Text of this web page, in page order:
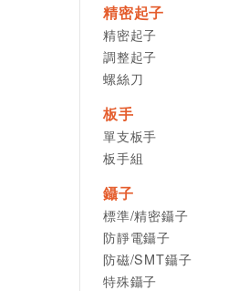
精密起子
精密起子
調整起子
螺絲刀
板手
單支板手
板手組
鑷子
標準/精密鑷子
防靜電鑷子
防磁/SMT鑷子
特殊鑷子